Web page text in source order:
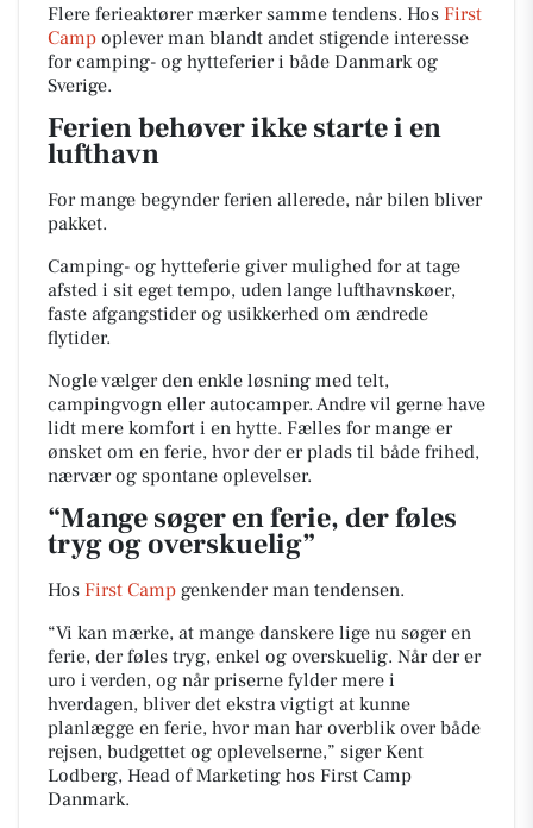
Flere ferieaktører mærker samme tendens. Hos First
Camp oplever man blandt andet stigende interesse
for camping- og hytteferier i både Danmark og
Sverige.
Ferien behøver ikke starte i en
lufthavn
For mange begynder ferien allerede, når bilen bliver
pakket.
Camping- og hytteferie giver mulighed for at tage
afsted i sit eget tempo, uden lange lufthavnskøer,
faste afgangstider og usikkerhed om ændrede
flytider.
Nogle vælger den enkle løsning med telt,
campingvogn eller autocamper. Andre vil gerne have
lidt mere komfort i en hytte. Fælles for mange er
ønsket om en ferie, hvor der er plads til både frihed,
nærvær og spontane oplevelser.
“Mange søger en ferie, der føles
tryg og overskuelig”
Hos First Camp genkender man tendensen.
“Vi kan mærke, at mange danskere lige nu søger en
ferie, der føles tryg, enkel og overskuelig. Når der er
uro i verden, og når priserne fylder mere i
hverdagen, bliver det ekstra vigtigt at kunne
planlægge en ferie, hvor man har overblik over både
rejsen, budgettet og oplevelserne,” siger Kent
Lodberg, Head of Marketing hos First Camp
Danmark.